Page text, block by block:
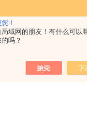
！
局域网的朋友！有什么可以
吗？